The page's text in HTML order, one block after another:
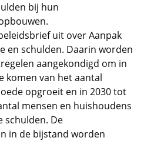
bij hun
uit over Aanpak
en schulden. Daarin worden
aangekondigd om in
komen van het aantal
opgroeit en in 2030 tot
mensen en huishoudens
schulden. De
in de bijstand worden